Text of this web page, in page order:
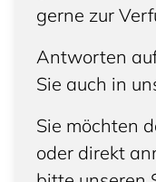
gerne zur
Antworten
Sie auch in
Sie möchten
oder direkt